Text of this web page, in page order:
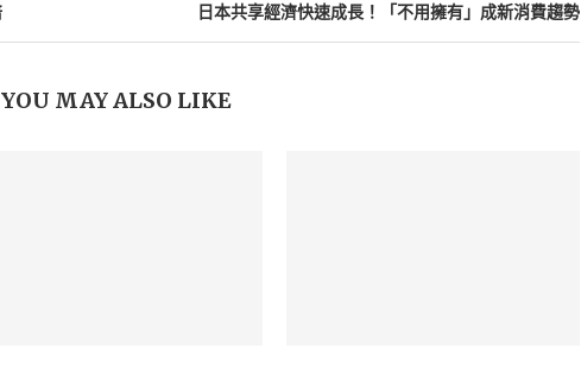
日本共享經濟快速成長！「不用擁有」成新消費趨勢
YOU MAY ALSO LIKE